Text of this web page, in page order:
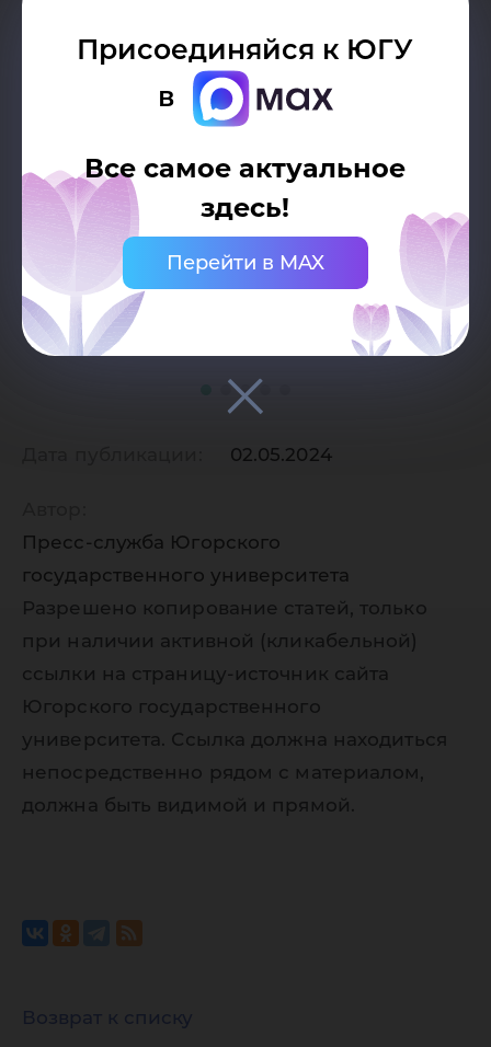
Присоединяйся к ЮГУ
в
Все самое актуальное
здесь!
Перейти в MAX
02.05.2024
Пресс-служба Югорского
государственного университета
Разрешено копирование статей, только
при наличии активной (кликабельной)
ссылки на страницу-источник сайта
Югорского государственного
университета. Ссылка должна находиться
непосредственно рядом с материалом,
должна быть видимой и прямой.
Возврат к списку